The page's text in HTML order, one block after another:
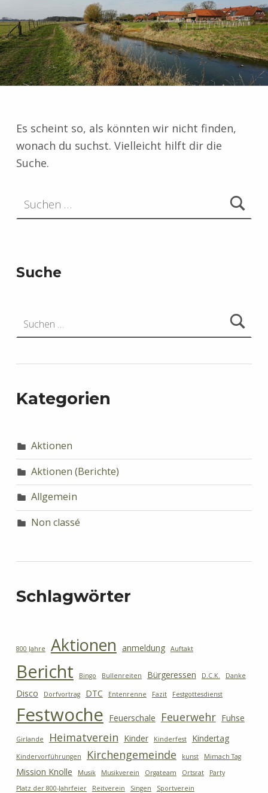
Es scheint so, als könnten wir nicht finden,
wonach du suchst. Vielleicht hilft dir die
Suche.
Suche
Kategorien
Aktionen
Aktionen (Berichte)
Allgemein
Non classé
Schlagwörter
800 Jahre Aktionen anmeldung Auftakt
Bericht Bingo Bullenreiten Bürgeressen D.C.K. Danke
Disco Dorfvortrag DTC Entenrenne Fazit Festgottesdienst
Festwoche Feuerschale Feuerwehr Fuhse
Girlande Heimatverein Kinder Kinderfest Kindertag
Kindervorführungen Kirchengemeinde kunst Mimach Tag
Mission Knolle Musik Musikverein Orgateam Ortsrat
Party
Platz der 800-Jahrfeier
Reitverein Singen Sportverein